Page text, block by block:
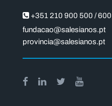
+351 210 900 500 / 600
fundacao@salesianos.pt
provincia@salesianos.pt